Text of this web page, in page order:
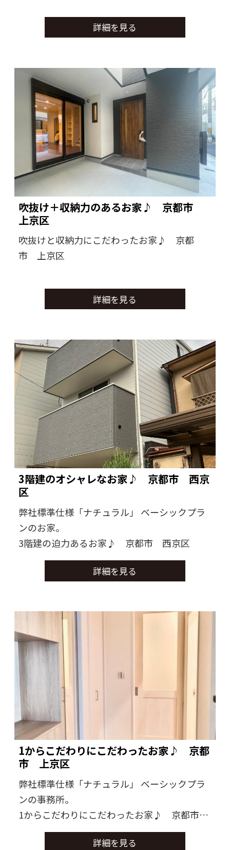
詳細を見る
吹抜け＋収納力のあるお家♪ 京都市
上京区
吹抜けと収納力にこだわったお家♪ 京都
市 上京区
詳細を見る
3階建のオシャレなお家♪ 京都市 西京
区
弊社標準仕様「ナチュラル」 ベーシックプラ
ンのお家。
3階建の迫力あるお家♪ 京都市 西京区
詳細を見る
1からこだわりにこだわったお家♪ 京都
市 上京区
弊社標準仕様「ナチュラル」 ベーシックプラ
ンの事務所。
1からこだわりにこだわったお家♪ 京都市
上京区
詳細を見る